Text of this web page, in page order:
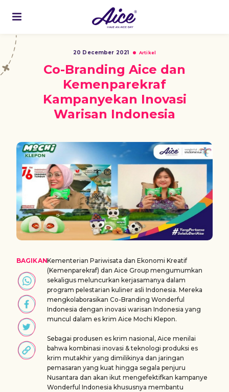
20 December 2021 Artikel
Co-Branding Aice dan
Kemenparekraf
Kampanyekan Inovasi
Warisan Indonesia
BAGIKANKementerian Pariwisata dan Ekonomi Kreatif
(Kemenparekraf) dan Aice Group mengumumkan
sekaligus meluncurkan kerjasamanya dalam
program pelestarian kuliner asli Indonesia. Mereka
mengkolaborasikan Co-Branding Wonderful
Indonesia dengan inovasi warisan Indonesia yang
muncul dalam es krim Aice Mochi Klepon.
Sebagai produsen es krim nasional, Aice menilai
bahwa kombinasi inovasi & teknologi produksi es
krim mutakhir yang dimilikinya dan jaringan
pemasaran yang kuat hingga segala penjuru
Nusantara dan akan ikut mengefektifkan kampanye
Wonderful Indonesia khususnya membantu